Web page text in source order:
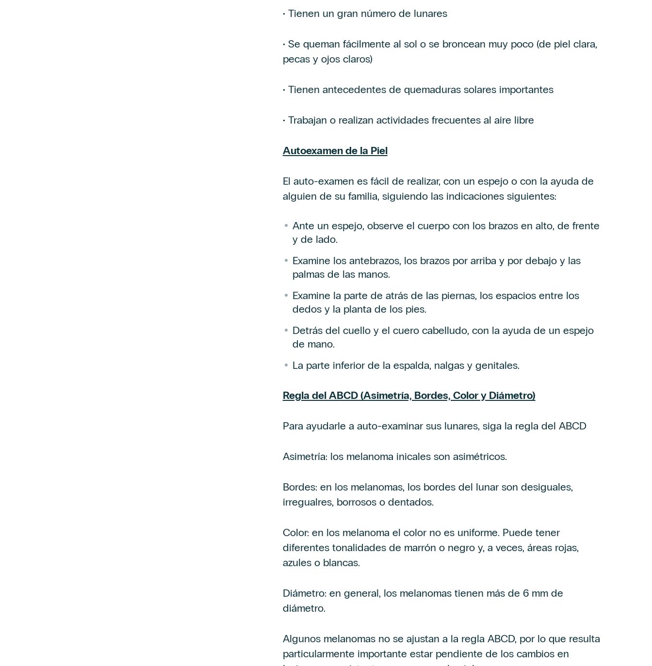
• Tienen un gran número de lunares
• Se queman fácilmente al sol o se broncean muy poco (de piel clara,
pecas y ojos claros)
• Tienen antecedentes de quemaduras solares importantes
• Trabajan o realizan actividades frecuentes al aire libre
Autoexamen de la Piel
El auto-examen es fácil de realizar, con un espejo o con la ayuda de
alguien de su familia, siguiendo las indicaciones siguientes:
Ante un espejo, observe el cuerpo con los brazos en alto, de frente
y de lado.
Examine los antebrazos, los brazos por arriba y por debajo y las
palmas de las manos.
Examine la parte de atrás de las piernas, los espacios entre los
dedos y la planta de los pies.
Detrás del cuello y el cuero cabelludo, con la ayuda de un espejo
de mano.
La parte inferior de la espalda, nalgas y genitales.
Regla del ABCD (Asimetría, Bordes, Color y Diámetro)
Para ayudarle a auto-examinar sus lunares, siga la regla del ABCD
Asimetría: los melanoma inicales son asimétricos.
Bordes: en los melanomas, los bordes del lunar son desiguales,
irregualres, borrosos o dentados.
Color: en los melanoma el color no es uniforme. Puede tener
diferentes tonalidades de marrón o negro y, a veces, áreas rojas,
azules o blancas.
Diámetro: en general, los melanomas tienen más de 6 mm de
diámetro.
Algunos melanomas no se ajustan a la regla ABCD, por lo que resulta
particularmente importante estar pendiente de los cambios en